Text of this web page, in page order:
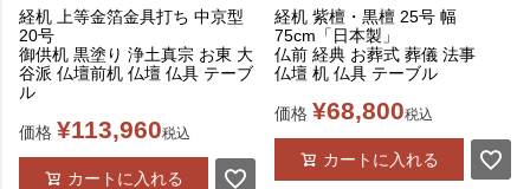
経机 上等金箔金具打ち 中京型
20号
御供机 黒塗り 浄土真宗 お東 大
谷派 仏壇前机 仏壇 仏具 テーブ
ル
価格 ¥113,960税込
カートに入れる
経机 紫檀・黒檀 25号 幅
75cm「日本製」
仏前 経典 お葬式 葬儀 法事
仏壇 机 仏具 テーブル
価格 ¥68,800税込
カートに入れる